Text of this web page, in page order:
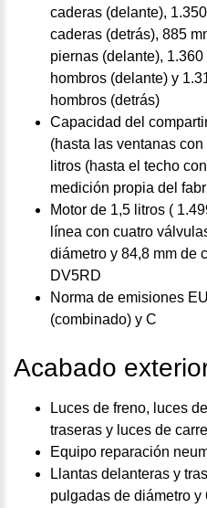
caderas (delante),
caderas (detrás), 885
piernas (delante),
hombros (delante) y
hombros (detrás)
Capacidad del
(hasta las ventanas
litros (hasta el techo
medición propia del
Motor de 1,5 litros (
línea con cuatro
diámetro y 84,8 mm de
DV5RD
Norma de emisiones
(combinado) y C
Acabado
Luces de freno, luces
traseras y luces de
Equipo reparación
Llantas delanteras y
pulgadas de diámetro